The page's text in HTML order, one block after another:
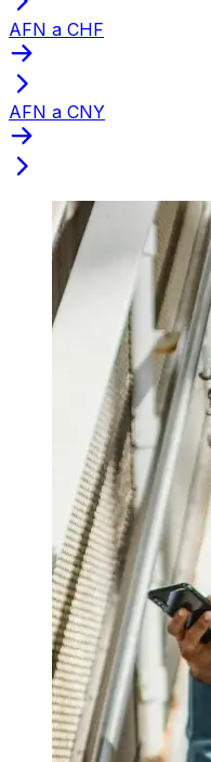
AFN a CHF
AFN a CNY